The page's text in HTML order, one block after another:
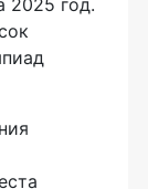
2025 год.